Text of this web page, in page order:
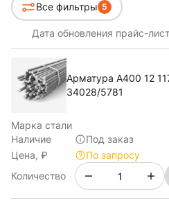
Все фильтры 5
Дата обновления прайс-
Арматура А400 12
34028/5781
Марка стали
Наличие
Под заказ
Цена, ₽
По запросу
Количество